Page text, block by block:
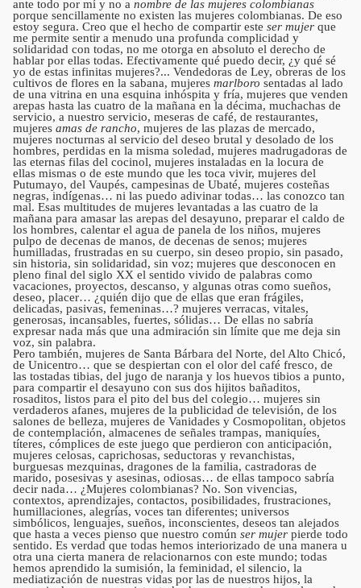
ante todo por mí y no a nombre de las mujeres colombianas
porque sencillamente no existen las mujeres colombianas. De eso
estoy segura. Creo que el hecho de compartir este ser mujer que
me permite sentir a menudo una profunda complicidad y
solidaridad con todas, no me otorga en absoluto el derecho de
hablar por ellas todas. Efectivamente qué puedo decir, ¿y qué sé
yo de estas infinitas mujeres?... Vendedoras de Ley, obreras de los
cultivos de flores en la sabana, mujeres marlboro sentadas al lado
de una vitrina en una esquina inhóspita y fría, mujeres que venden
arepas hasta las cuatro de la mañana en la décima, muchachas de
servicio, a nuestro servicio, meseras de café, de restaurantes,
mujeres amas de rancho, mujeres de las plazas de mercado,
mujeres nocturnas al servicio del deseo brutal y desolado de los
hombres, perdidas en la misma soledad, mujeres madrugadoras de
las eternas filas del cocinol, mujeres instaladas en la locura de
ellas mismas o de este mundo que les toca vivir, mujeres del
Putumayo, del Vaupés, campesinas de Ubaté, mujeres costeñas
negras, indígenas… ni las puedo adivinar todas… las conozco tan
mal. Esas multitudes de mujeres levantadas a las cuatro de la
mañana para amasar las arepas del desayuno, preparar el caldo de
los hombres, calentar el agua de panela de los niños, mujeres
pulpo de decenas de manos, de decenas de senos; mujeres
humilladas, frustradas en su cuerpo, sin deseo propio, sin pasado,
sin historia, sin solidaridad, sin voz; mujeres que desconocen en
pleno final del siglo XX el sentido vivido de palabras como
vacaciones, proyectos, descanso, y algunas otras como sueños,
deseo, placer… ¿quién dijo que de ellas que eran frágiles,
delicadas, pasivas, femeninas…? mujeres verracas, vitales,
generosas, incansables, fuertes, sólidas… De ellas no sabría
expresar nada más que una admiración sin límite que me deja sin
voz, sin palabra.
Pero también, mujeres de Santa Bárbara del Norte, del Alto Chicó,
de Unicentro… que se despiertan con el olor del café fresco, de
las tostadas tibias, del jugo de naranja y los huevos tibios a punto,
para compartir el desayuno con sus dos hijitos bañaditos,
rosaditos, listos para el pito del bus del colegio… mujeres sin
verdaderos afanes, mujeres de la publicidad de televisión, de los
salones de belleza, mujeres de Vanidades y Cosmopolitan, objetos
de contemplación, almacenes de señales trampas, maniquíes,
títeres, cómplices de este juego que perdieron con anticipación,
mujeres celosas, caprichosas, seductoras y revanchistas,
burguesas mezquinas, dragones de la familia, castradoras de
marido, posesivas y asesinas, odiosas… de ellas tampoco sabría
decir nada… ¿Mujeres colombianas? No. Son vivencias,
contextos, aprendizajes, contactos, posibilidades, frustraciones,
humillaciones, alegrías, voces tan diferentes; universos
simbólicos, lenguajes, sueños, inconscientes, deseos tan alejados
que hasta a veces pienso que nuestro común ser mujer pierde todo
sentido. Es verdad que todas hemos interiorizado de una manera u
otra una cierta manera de relacionarnos con este mundo; todas
hemos aprendido la sumisión, la feminidad, el silencio, la
mediatización de nuestras vidas por las de nuestros hijos, la